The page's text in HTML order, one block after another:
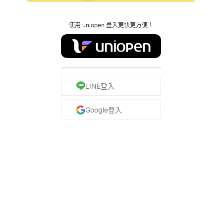
使用 uniopen 登入更快更方便！
LINE登入
Google登入